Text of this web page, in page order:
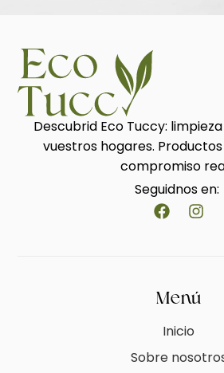
Descubrid Eco Tuccy:
vuestros hogares.
compromiso
Seguidnos en:
Menú
Inicio
Sobre